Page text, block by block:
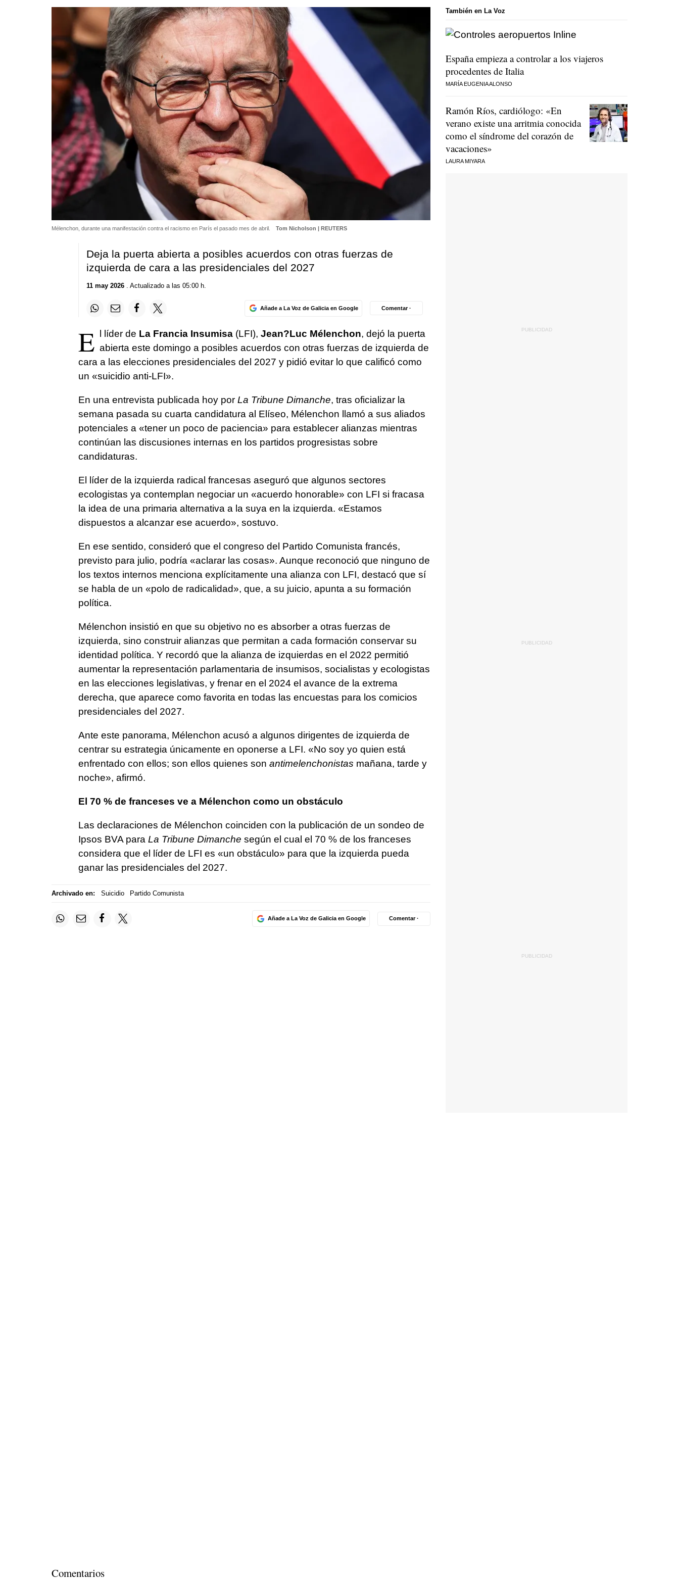
Mélenchon, durante una manifestación contra el racismo en París el pasado mes de abril. Tom Nicholson | REUTERS
Deja la puerta abierta a posibles acuerdos con otras fuerzas de
izquierda de cara a las presidenciales del 2027
11 may 2026. Actualizado a las 05:00 h.
Añade a La Voz de Galicia en Google Comentar ·
E l líder de La Francia Insumisa(LFI), Jean?Luc Mélenchon, dejó la puerta
abierta este domingo a posibles acuerdos con otras fuerzas de izquierda de
cara a las elecciones presidenciales del 2027 y pidió evitar lo que calificó como
un «suicidio anti-LFI».
En una entrevista publicada hoy por La Tribune Dimanche, tras oficializar la
semana pasada su cuarta candidatura al Elíseo, Mélenchon llamó a sus aliados
potenciales a «tener un poco de paciencia» para establecer alianzas mientras
continúan las discusiones internas en los partidos progresistas sobre
candidaturas.
El líder de la izquierda radical francesas aseguró que algunos sectores
ecologistas ya contemplan negociar un «acuerdo honorable» con LFI si fracasa
la idea de una primaria alternativa a la suya en la izquierda. «Estamos
dispuestos a alcanzar ese acuerdo», sostuvo.
En ese sentido, consideró que el congreso del Partido Comunista francés,
previsto para julio, podría «aclarar las cosas». Aunque reconoció que ninguno de
los textos internos menciona explícitamente una alianza con LFI, destacó que sí
se habla de un «polo de radicalidad», que, a su juicio, apunta a su formación
política.
Mélenchon insistió en que su objetivo no es absorber a otras fuerzas de
izquierda, sino construir alianzas que permitan a cada formación conservar su
identidad política. Y recordó que la alianza de izquierdas en el 2022 permitió
aumentar la representación parlamentaria de insumisos, socialistas y ecologistas
en las elecciones legislativas, y frenar en el 2024 el avance de la extrema
derecha, que aparece como favorita en todas las encuestas para los comicios
presidenciales del 2027.
Ante este panorama, Mélenchon acusó a algunos dirigentes de izquierda de
centrar su estrategia únicamente en oponerse a LFI. «No soy yo quien está
enfrentado con ellos; son ellos quienes son antimelenchonistas mañana, tarde y
noche», afirmó.
El 70 % de franceses ve a Mélenchon como un obstáculo
Las declaraciones de Mélenchon coinciden con la publicación de un sondeo de
Ipsos BVA para La Tribune Dimanche según el cual el 70 % de los franceses
considera que el líder de LFI es «un obstáculo» para que la izquierda pueda
ganar las presidenciales del 2027.
Archivado en: Suicidio Partido Comunista
Añade a La Voz de Galicia en Google Comentar ·
También en La Voz
España empieza a controlar a los viajeros
procedentes de Italia
MARÍA EUGENIA ALONSO
Ramón Ríos, cardiólogo: «En
verano existe una arritmia conocida
como el síndrome del corazón de
vacaciones»
LAURA MIYARA
Comentarios